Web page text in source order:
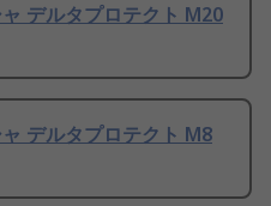
デルタプロテクト M20
デルタプロテクト M8